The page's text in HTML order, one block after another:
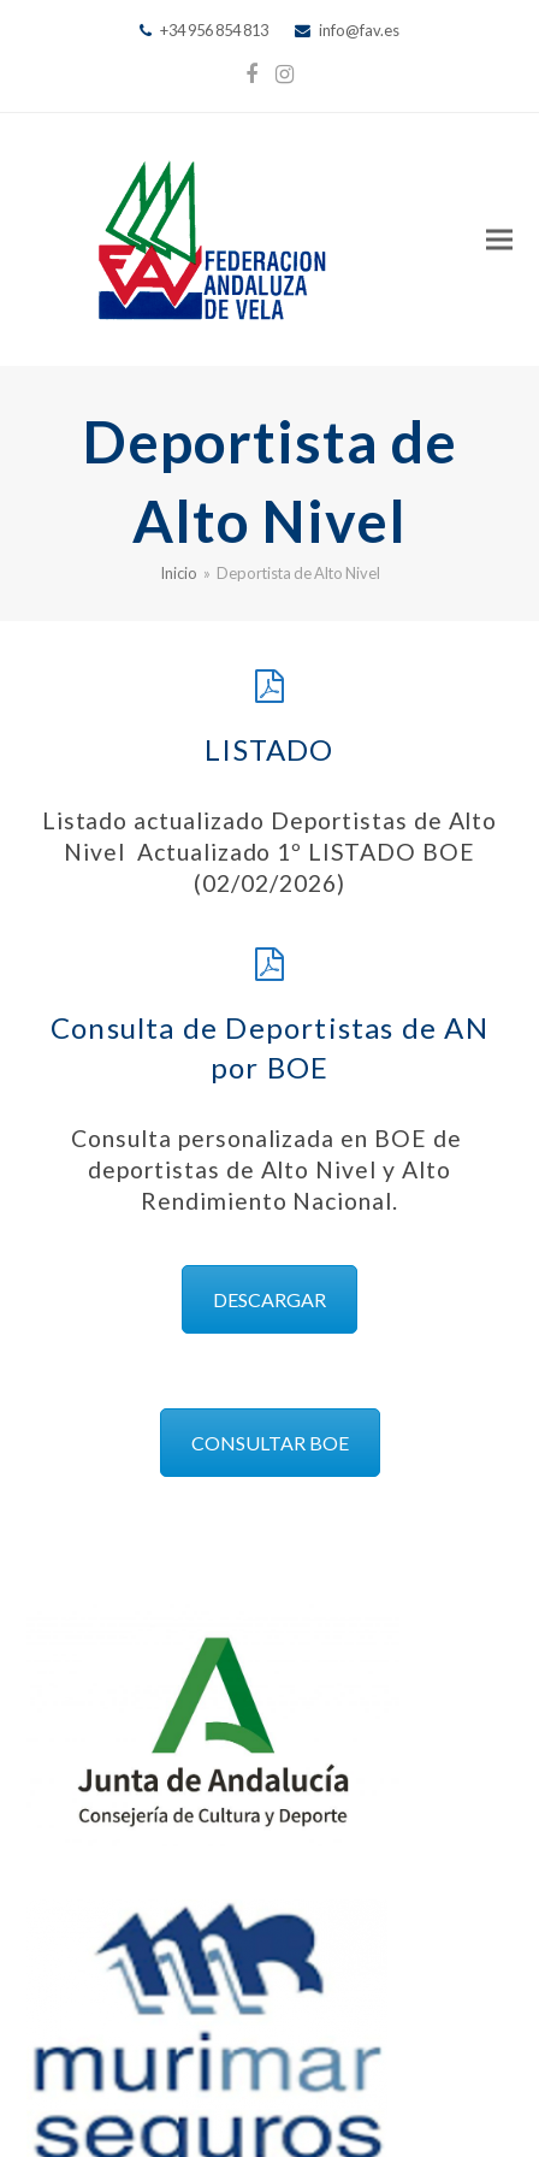
+34 956 854 813 info@fav.es
Facebook
Instagram
Deportista de
Alto Nivel
Inicio » Deportista de Alto Nivel
LISTADO
Listado actualizado Deportistas de Alto
Nivel Actualizado 1º LISTADO BOE
(02/02/2026)
Consulta de Deportistas de AN
por BOE
Consulta personalizada en BOE de
deportistas de Alto Nivel y Alto
Rendimiento Nacional.
DESCARGAR
CONSULTAR BOE